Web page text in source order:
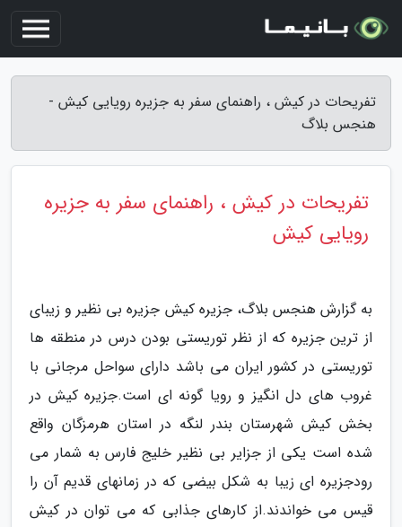
تفریحات در کیش ، راهنمای سفر به جزیره رویایی کیش -
هنجس بلاگ
تفریحات در کیش ، راهنمای سفر به جزیره
رویایی کیش
به گزارش هنجس بلاگ، جزیره کیش جزیره بی نظیر و زیبای
از ترین جزیره که از نظر توریستی بودن درس در منطقه ها
توریستی در کشور ایران می باشد دارای سواحل مرجانی با
غروب های دل انگیز و رویا گونه ای است.جزیره کیش در
بخش کیش شهرستان بندر لنگه در استان هرمزگان واقع
شده است یکی از جزایر بی نظیر خلیج فارس به شمار می
رودجزیره ای زیبا به شکل بیضی که در زمانهای قدیم آن را
قیس می خواندند.از کارهای جذابی که می توان در کیش